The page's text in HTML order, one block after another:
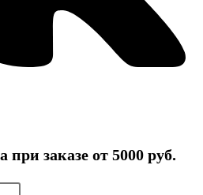
при заказе от 5000 руб.